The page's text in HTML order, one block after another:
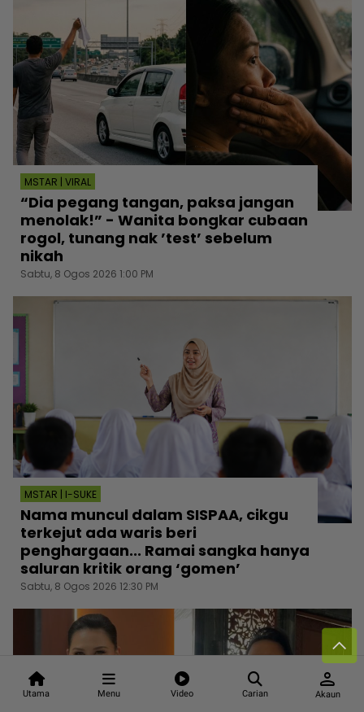
Utama Menu Video Carian
person
Akaun
MSTAR | VIRAL
“Dia pegang tangan, paksa jangan
menolak!” - Wanita bongkar cubaan
rogol, tunang nak ’test’ sebelum
nikah
Sabtu, 8 Ogos 2026 1:00 PM
MSTAR | I-SUKE
Nama muncul dalam SISPAA, cikgu
terkejut ada waris beri
penghargaan... Ramai sangka hanya
saluran kritik orang ‘gomen’
Sabtu, 8 Ogos 2026 12:30 PM